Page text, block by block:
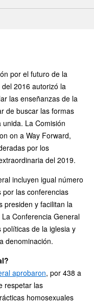
por el futuro de la
2016 autorizó la
las enseñanzas de la
de buscar las formas
La Comisión
on a Way Forward,
por los
del 2019.
incluyen igual número
por las conferencias
presiden y facilitan la
Conferencia General
de la iglesia y
denominación.
aprobaron, por 438 a
respetar las
homosexuales